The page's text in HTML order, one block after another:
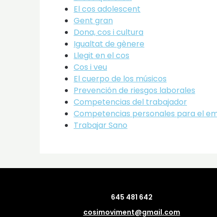
El cos adolescent
Gent gran
Dona, cos i cultura
Igualtat de gènere
Llegit en el cos
Cos i veu
El cuerpo de los músicos
Prevención de riesgos laborales
Competencias del trabajador
Competencias personales para el
Trabajar Sano
645 481 642
cosimoviment@gmail.com